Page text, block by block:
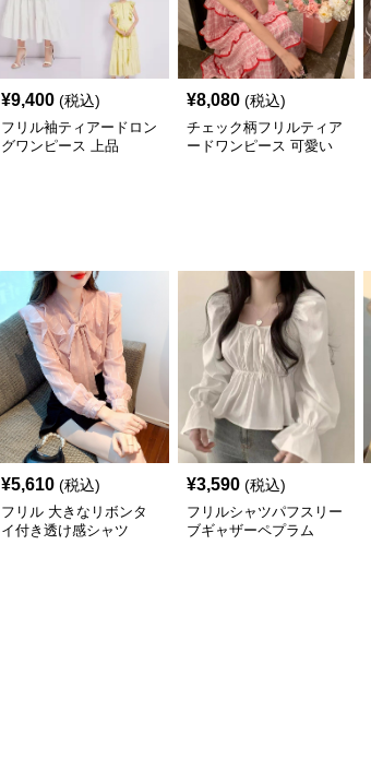
¥9,400 (税込)
フリル袖ティアードロン
グワンピース 上品
¥8,080 (税込)
チェック柄フリルティア
ードワンピース 可愛い
¥5,610 (税込)
フリル 大きなリボンタ
イ付き透け感シャツ
¥3,590 (税込)
フリルシャツパフスリー
ブギャザーペプラム